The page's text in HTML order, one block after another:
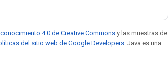
4.0 de Creative Commons y las muestras de
del sitio web de Google Developers . Java es una